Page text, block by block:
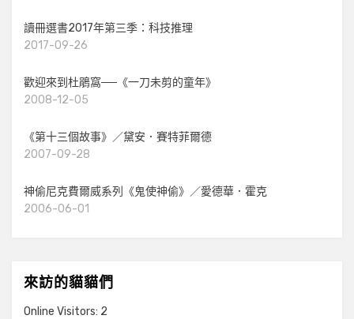
讀冊選書2017年第三季：科技推理
2017-09-26
歡迎來到杜鵑窩──《一刀未剪的童年》
2008-12-05
《第十三個故事》／黛安．賽特菲爾德
2007-09-28
神偷尼克費爾威系列《鬼使神偷》／愛德華．霍克
2006-06-01
來訪的貓貓們
Online Visitors: 2